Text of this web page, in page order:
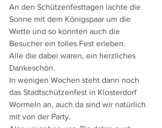
An den Schützenfesttagen lachte die
Sonne mit dem Königspaar um die
Wette und so konnten auch die
Besucher ein tolles Fest erleben.
Alle die dabei waren, ein herzliches
Dankeschön.
In wenigen Wochen steht dann noch
das Stadtschützenfest in Klosterdorf
Wormeln an, auch da sind wir natürlich
mit von der Party.